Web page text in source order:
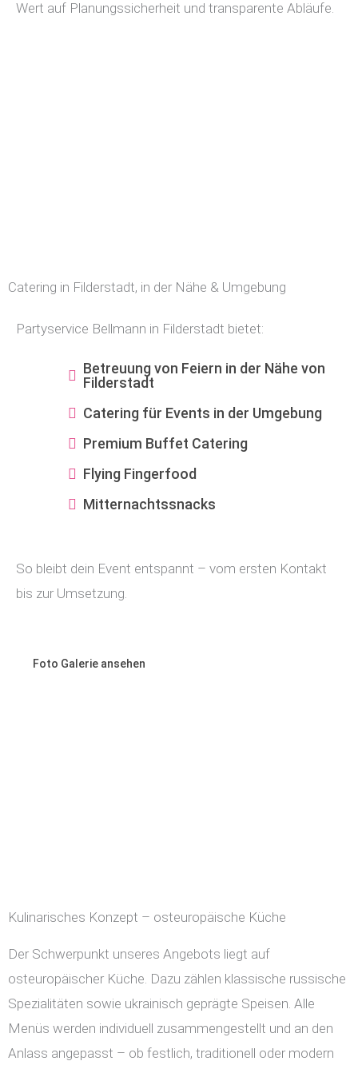
Wert auf Planungssicherheit und transparente Abläufe.
Catering in Filderstadt, in der Nähe & Umgebung
Partyservice Bellmann in Filderstadt bietet:
Betreuung von Feiern in der Nähe von
Filderstadt
Catering für Events in der Umgebung
Premium Buffet Catering
Flying Fingerfood
Mitternachtssnacks
So bleibt dein Event entspannt – vom ersten Kontakt
bis zur Umsetzung.
Foto Galerie ansehen
Kulinarisches Konzept – osteuropäische Küche
Der Schwerpunkt unseres Angebots liegt auf
osteuropäischer Küche. Dazu zählen klassische russische
Spezialitäten sowie ukrainisch geprägte Speisen. Alle
Menüs werden individuell zusammengestellt und an den
Anlass angepasst – ob festlich, traditionell oder modern